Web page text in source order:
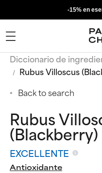
-15% en
Diccionario de
Rubus Villoscus
Back to search
Rubus
EXCELLENTE
Antioxidante